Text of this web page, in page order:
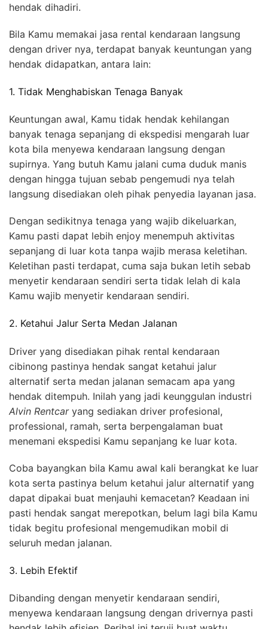
hendak dihadiri.
Bila Kamu memakai jasa rental kendaraan langsung
dengan driver nya, terdapat banyak keuntungan yang
hendak didapatkan, antara lain:
1. Tidak Menghabiskan Tenaga Banyak
Keuntungan awal, Kamu tidak hendak kehilangan
banyak tenaga sepanjang di ekspedisi mengarah luar
kota bila menyewa kendaraan langsung dengan
supirnya. Yang butuh Kamu jalani cuma duduk manis
dengan hingga tujuan sebab pengemudi nya telah
langsung disediakan oleh pihak penyedia layanan jasa.
Dengan sedikitnya tenaga yang wajib dikeluarkan,
Kamu pasti dapat lebih enjoy menempuh aktivitas
sepanjang di luar kota tanpa wajib merasa keletihan.
Keletihan pasti terdapat, cuma saja bukan letih sebab
menyetir kendaraan sendiri serta tidak lelah di kala
Kamu wajib menyetir kendaraan sendiri.
2. Ketahui Jalur Serta Medan Jalanan
Driver yang disediakan pihak rental kendaraan
cibinong pastinya hendak sangat ketahui jalur
alternatif serta medan jalanan semacam apa yang
hendak ditempuh. Inilah yang jadi keunggulan industri
Alvin Rentcaryang sediakan driver profesional,
professional, ramah, serta berpengalaman buat
menemani ekspedisi Kamu sepanjang ke luar kota.
Coba bayangkan bila Kamu awal kali berangkat ke luar
kota serta pastinya belum ketahui jalur alternatif yang
dapat dipakai buat menjauhi kemacetan? Keadaan ini
pasti hendak sangat merepotkan, belum lagi bila Kamu
tidak begitu profesional mengemudikan mobil di
seluruh medan jalanan.
3. Lebih Efektif
Dibanding dengan menyetir kendaraan sendiri,
menyewa kendaraan langsung dengan drivernya pasti